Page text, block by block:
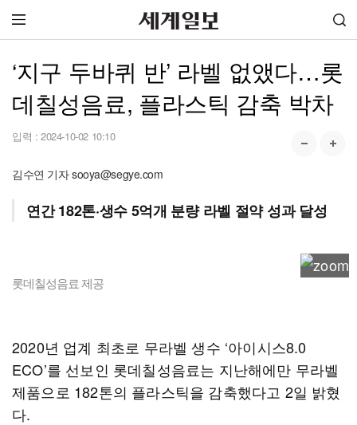
‘지구 두바퀴 반’ 라벨 없앴다…롯
데칠성음료, 플라스틱 감축 박차
입력 : 2024-10-02 10:10
김수연 기자 sooya@segye.com
연간 182톤·생수 5억개 분량 라벨 절약 성과 달성
롯데칠성음료 제공
2020년 업계 최초로 무라벨 생수 ‘아이시스8.0
ECO’를 선보인 롯데칠성음료는 지난해에만 무라벨
제품으로 182톤의 플라스틱을 감축했다고 2일 밝혔
다.